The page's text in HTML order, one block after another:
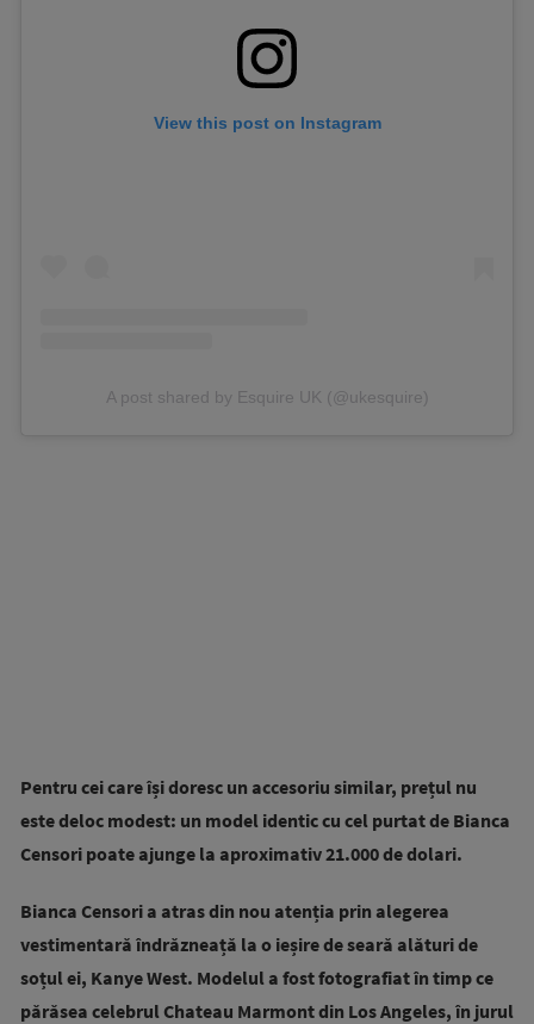
View this post on Instagram
A post shared by Esquire UK (@ukesquire)
Pentru cei care își doresc un accesoriu similar, prețul nu
este deloc modest: un model identic cu cel purtat de Bianca
Censori poate ajunge la aproximativ 21.000 de dolari.
Bianca Censori a atras din nou atenția prin alegerea
vestimentară îndrăzneață la o ieșire de seară alături de
soțul ei, Kanye West. Modelul a fost fotografiat în timp ce
părăsea celebrul Chateau Marmont din Los Angeles, în jurul